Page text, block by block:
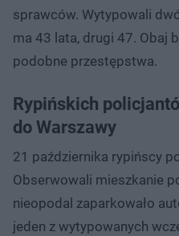
sprawców. Wytypowali
ma 43 lata, drugi 47. Obaj
podobne przestępstwa.
Rypińskich
do Warszawy
21 października rypińscy
Obserwowali mieszkanie
nieopodal zaparkowało
jeden z wytypowanych